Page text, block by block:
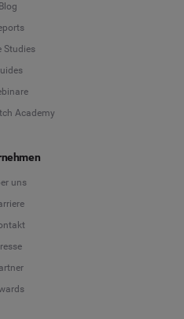
Blog
Studies
Academy
uns